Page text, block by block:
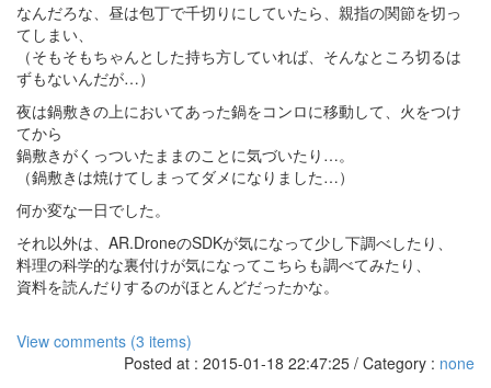
なんだろな、昼は包丁で千切りにしていたら、親指の関節を切っ
てしまい、
（そもそもちゃんとした持ち方していれば、そんなところ切るは
ずもないんだが…）
夜は鍋敷きの上においてあった鍋をコンロに移動して、火をつけ
てから
鍋敷きがくっついたままのことに気づいたり…。
（鍋敷きは焼けてしまってダメになりました…）
何か変な一日でした。
それ以外は、AR.DroneのSDKが気になって少し下調べしたり、
料理の科学的な裏付けが気になってこちらも調べてみたり、
資料を読んだりするのがほとんどだったかな。
View comments (3 items)
Posted at : 2015-01-18 22:47:25 / Category : none